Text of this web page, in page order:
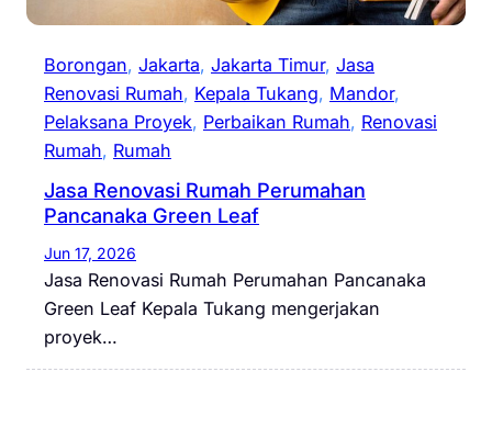
Borongan, Jakarta, Jakarta Timur, Jasa
Renovasi Rumah, Kepala Tukang, Mandor
Pelaksana Proyek, Perbaikan Rumah, Renovasi
Rumah, Rumah
Jasa Renovasi Rumah Perumahan
Pancanaka Green Leaf
Jun 17, 2026
Jasa Renovasi Rumah Perumahan Pancanaka
Green Leaf Kepala Tukang mengerjakan
proyek…